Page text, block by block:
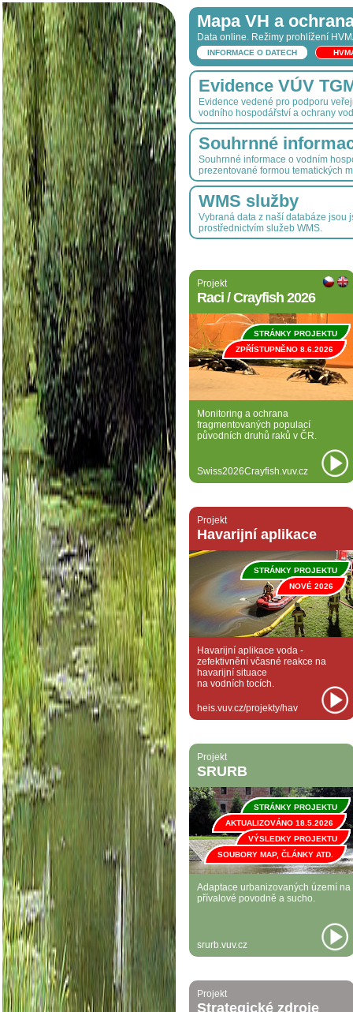
Mapa VH a
Data online. Režimy prohlížení
INFORMACE O DATECH
Evidence VÚV
Evidence vedené pro podporu
vodního hospodářství a ochrany
Souhrnné
Souhrnné informace o vodním
prezentované formou tematických
WMS služby
Vybraná data z naší databáze jsou
prostřednictvím služeb WMS.